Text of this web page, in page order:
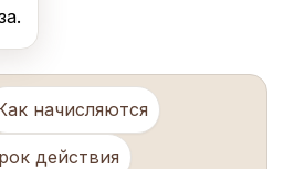
начисляются
действия